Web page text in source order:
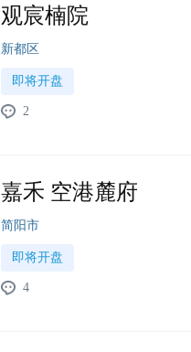
观宸楠院
新都区
即将开盘
2
嘉禾 空港麓府
简阳市
即将开盘
4